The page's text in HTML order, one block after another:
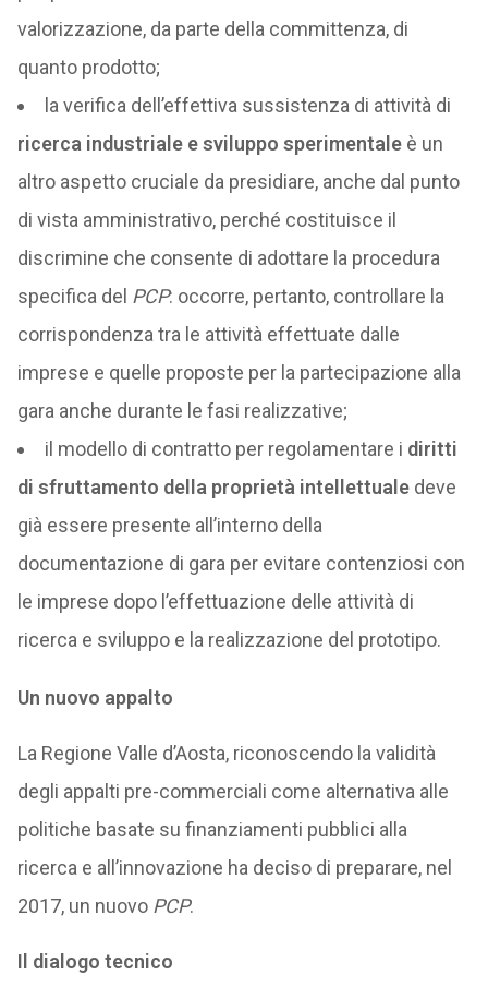
valorizzazione, da parte della committenza, di
quanto prodotto;
la verifica dell’effettiva sussistenza di attività di
ricerca industriale e sviluppo sperimentaleè un
altro aspetto cruciale da presidiare, anche dal punto
di vista amministrativo, perché costituisce il
discrimine che consente di adottare la procedura
specifica del PCP: occorre, pertanto, controllare la
corrispondenza tra le attività effettuate dalle
imprese e quelle proposte per la partecipazione alla
gara anche durante le fasi realizzative;
il modello di contratto per regolamentare i diritti
di sfruttamento della proprietà intellettualedeve
già essere presente all’interno della
documentazione di gara per evitare contenziosi con
le imprese dopo l’effettuazione delle attività di
ricerca e sviluppo e la realizzazione del prototipo.
Un nuovo appalto
La Regione Valle d’Aosta, riconoscendo la validità
degli appalti pre-commerciali come alternativa alle
politiche basate su finanziamenti pubblici alla
ricerca e all’innovazione ha deciso di preparare, nel
2017, un nuovo PCP.
Il dialogo tecnico